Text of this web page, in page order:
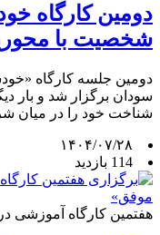
دومین کارگاه
شخصیت با
دومین جلسه کارگاه
سودان برگزار شد و بار
شناخت خود را در میان
۱۴۰۴/۰۷/۲۸
114 بازدید
هفتمین کارگاه آموزشی